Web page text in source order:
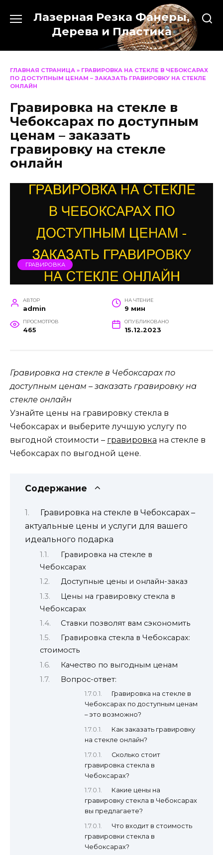
содержанию
Лазерная Резка Фанеры,
Дерева и Пластика
ГЛАВНАЯ СТРАНИЦА » ГРАВИРОВКА НА СТЕКЛЕ В ЧЕБОКСАРАХ
ПО ДОСТУПНЫМ ЦЕНАМ – ЗАКАЗАТЬ ГРАВИРОВКУ НА СТЕКЛЕ
ОНЛАЙН
Гравировка на стекле в
Чебоксарах по доступным
ценам – заказать
гравировку на стекле
онлайн
ГРАВИРОВКА
АВТОР
admin
НА ЧТЕНИЕ
9 мин
ПРОСМОТРОВ
465
ОПУБЛИКОВАНО
15.12.2023
Гравировка на стекле в Чебоксарах по
доступным ценам – заказать гравировку на
стекле онлайн
Узнайте цены на гравировку стекла в
Чебоксарах и выберите лучшую услугу по
выгодной стоимости – гравировка на стекле в
Чебоксарах по выгодной цене.
Содержание
Гравировка на стекле в Чебоксарах –
актуальные цены и услуги для вашего
идеального подарка
Гравировка на стекле в
Чебоксарах
Доступные цены и онлайн-заказ
Цены на гравировку стекла в
Чебоксарах
Ставки позволят вам сэкономить
Гравировка стекла в Чебоксарах:
стоимость
Качество по выгодным ценам
Вопрос-ответ:
Гравировка на стекле в
Чебоксарах по доступным ценам
– это возможно?
Как заказать гравировку
на стекле онлайн?
Сколько стоит
гравировка стекла в
Чебоксарах?
Какие цены на
гравировку стекла в Чебоксарах
вы предлагаете?
Что входит в стоимость
гравировки стекла в
Чебоксарах?